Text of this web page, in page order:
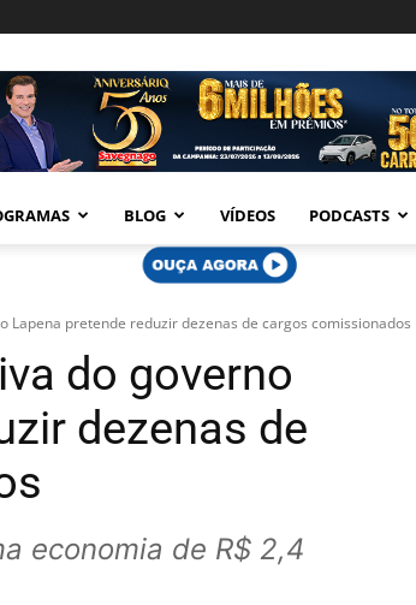
BLOG VÍDEOS PODCASTS
Lapena pretende reduzir dezenas de cargos comissionados
do governo
dezenas de
economia de R$ 2,4